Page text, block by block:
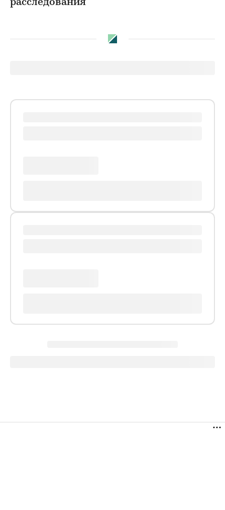
расследования